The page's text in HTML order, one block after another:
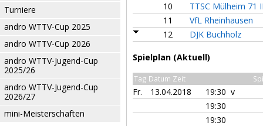
Turniere
andro WTTV-Cup 2025
andro WTTV-Cup 2026
andro WTTV-Jugend-Cup
2025/26
andro WTTV-Jugend-Cup
2026/27
mini-Meisterschaften
10
TTSC Mülheim 71
11
VfL Rheinhausen
12
DJK Buchholz
Spielplan (Aktuell)
Tag Datum Zeit
Fr. 13.04.2018
19:30 v
19:30
19:30